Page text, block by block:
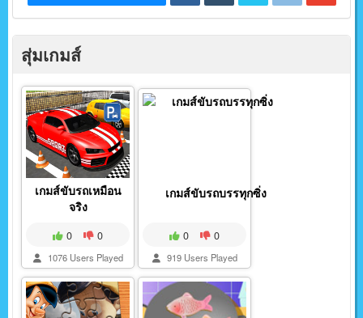
สุ่มเกมส์
เกมส์ขับรถเหมือน
จริง
0 0
1076 Users Played
เกมส์ขับรถบรรทุกซิ่ง
0 0
919 Users Played